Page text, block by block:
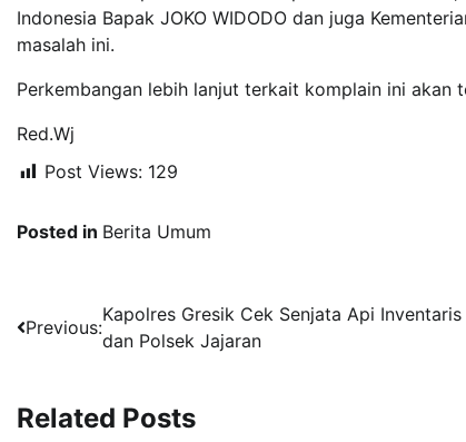
Indonesia Bapak JOKO WIDODO dan juga
masalah ini.
Perkembangan lebih lanjut terkait komplain ini akan
Red.Wj
Post Views: 129
Posted in Berita Umum
Navigasi
Previous:
Kapolres Gresik Cek Senjata Api
dan Polsek Jajaran
Related Posts